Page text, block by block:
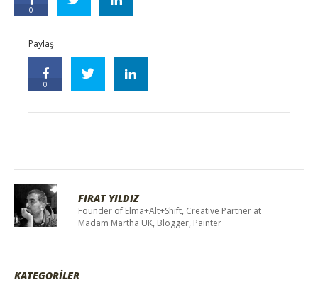
0
Paylaş
0
FIRAT YILDIZ
Founder of Elma+Alt+Shift, Creative Partner at
Madam Martha UK, Blogger, Painter
KATEGORİLER